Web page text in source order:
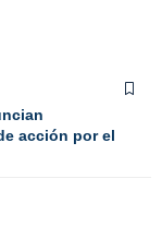
acción por el